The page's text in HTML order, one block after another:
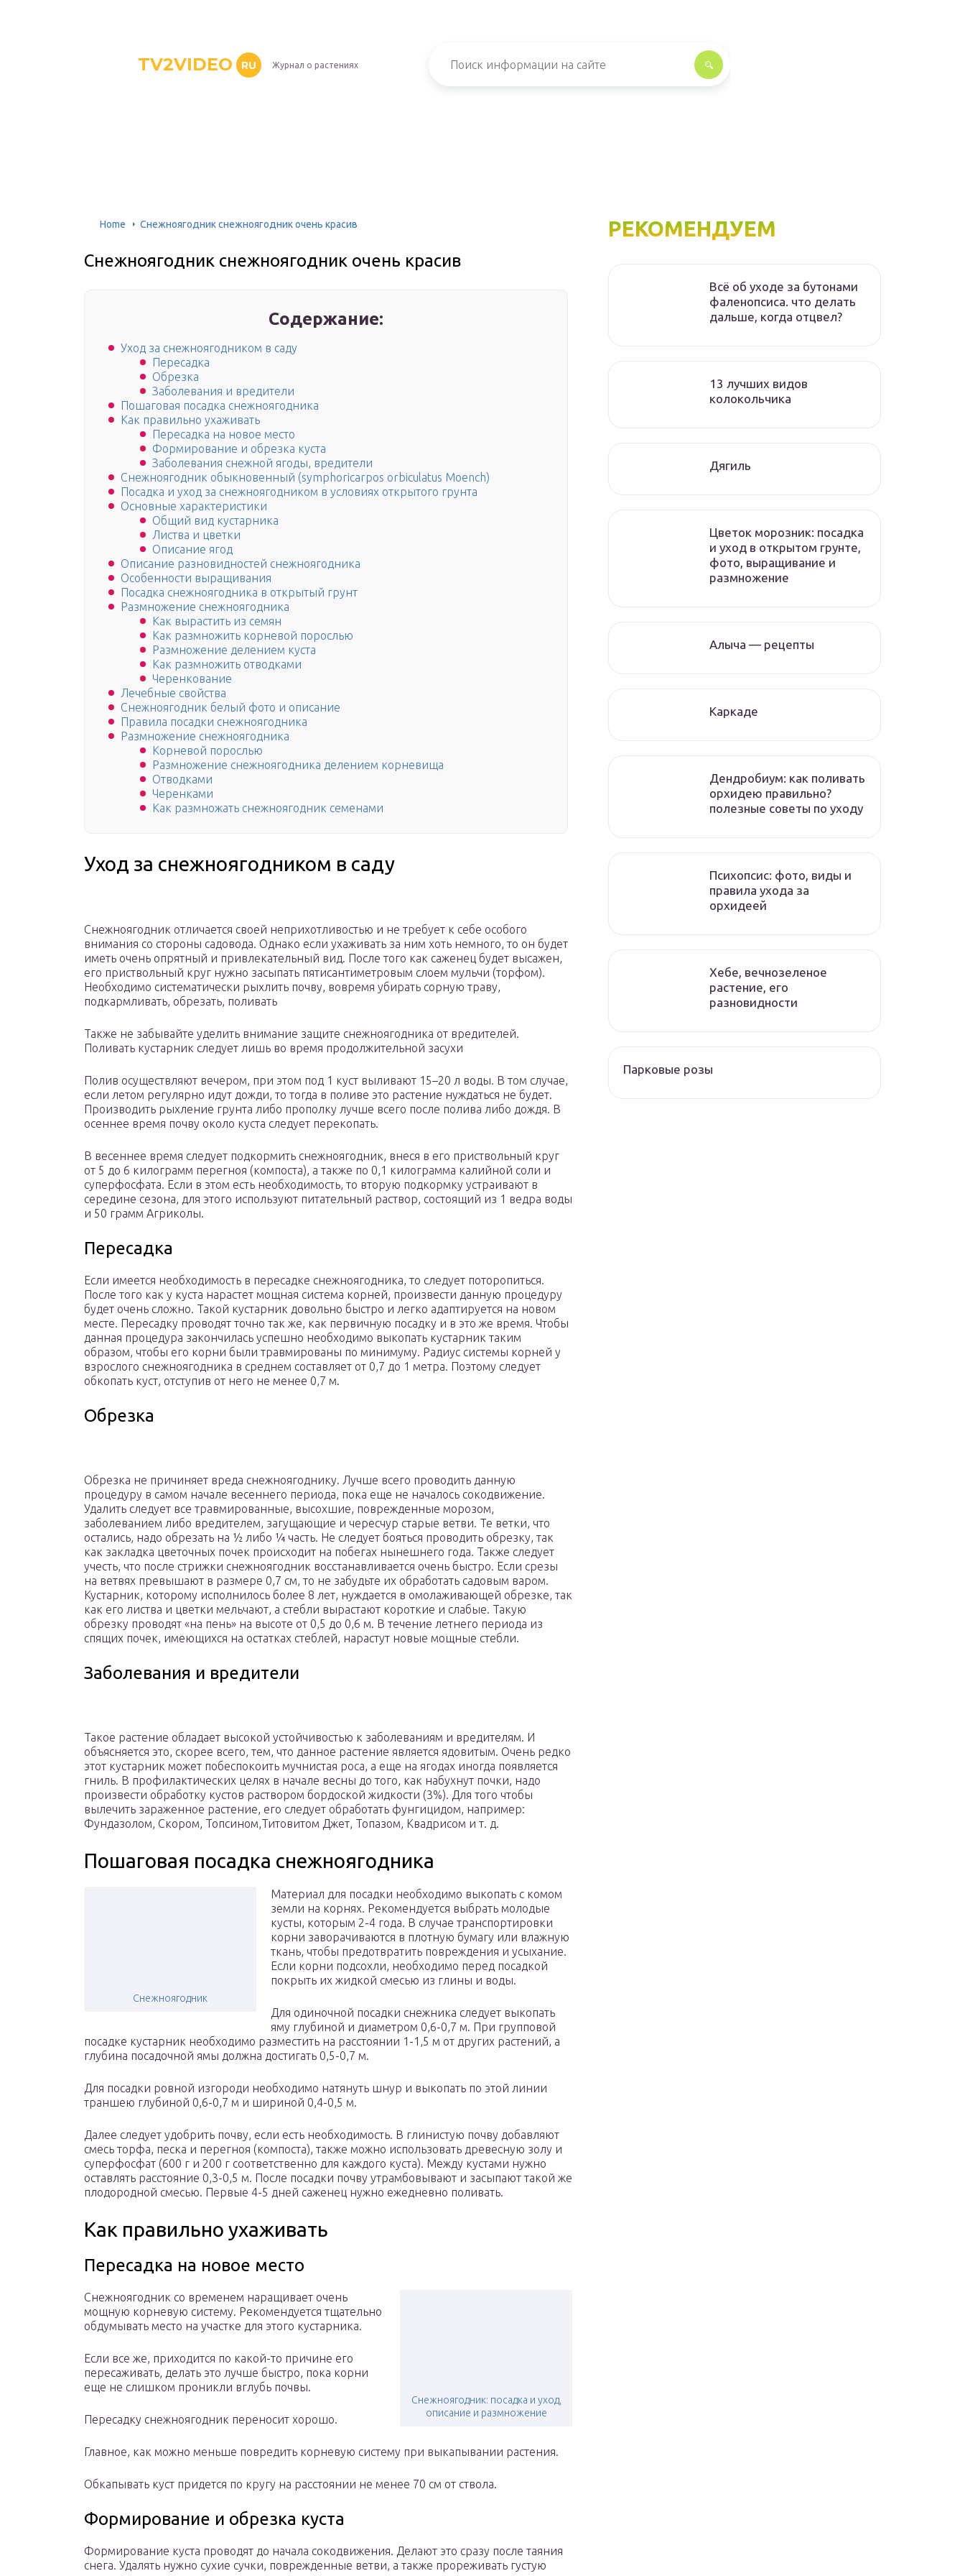
TV2VIDEO RU Журнал о растениях
Home Снежноягодник снежноягодник очень красив
Снежноягодник снежноягодник очень красив
Содержание:
Уход за снежноягодником в саду
Пересадка
Обрезка
Заболевания и вредители
Пошаговая посадка снежноягодника
Как правильно ухаживать
Пересадка на новое место
Формирование и обрезка куста
Заболевания снежной ягоды, вредители
Снежноягодник обыкновенный (symphoricar­pos orbiculatus Mоеnch)
Посадка и уход за снежноягодником в условиях открытого грунта
Основные характеристики
Общий вид кустарника
Листва и цветки
Описание ягод
Описание разновидностей снежноягодника
Особенности выращивания
Посадка снежноягодника в открытый грунт
Размножение снежноягодника
Как вырастить из семян
Как размножить корневой порослью
Размножение делением куста
Как размножить отводками
Черенкование
Лечебные свойства
Снежноягодник белый фото и описание
Правила посадки снежноягодника
Размножение снежноягодника
Корневой порослью
Размножение снежноягодника делением корневища
Отводками
Черенками
Как размножать снежноягодник семенами
Уход за снежноягодником в саду
Снежноягодник отличается своей неприхотливостью и не требует к себе особого
внимания со стороны садовода. Однако если ухаживать за ним хоть немного, то он будет
иметь очень опрятный и привлекательный вид. После того как саженец будет высажен,
его приствольный круг нужно засыпать пятисантиметровым слоем мульчи (торфом).
Необходимо систематически рыхлить почву, вовремя убирать сорную траву,
подкармливать, обрезать, поливать
Также не забывайте уделить внимание защите снежноягодника от вредителей.
Поливать кустарник следует лишь во время продолжительной засухи
Полив осуществляют вечером, при этом под 1 куст выливают 15–20 л воды. В том случае,
если летом регулярно идут дожди, то тогда в поливе это растение нуждаться не будет.
Производить рыхление грунта либо прополку лучше всего после полива либо дождя. В
осеннее время почву около куста следует перекопать.
В весеннее время следует подкормить снежноягодник, внеся в его приствольный круг
от 5 до 6 килограмм перегноя (компоста), а также по 0,1 килограмма калийной соли и
суперфосфата. Если в этом есть необходимость, то вторую подкормку устраивают в
середине сезона, для этого используют питательный раствор, состоящий из 1 ведра воды
и 50 грамм Агриколы.
Пересадка
Если имеется необходимость в пересадке снежноягодника, то следует поторопиться.
После того как у куста нарастет мощная система корней, произвести данную процедуру
будет очень сложно. Такой кустарник довольно быстро и легко адаптируется на новом
месте. Пересадку проводят точно так же, как первичную посадку и в это же время. Чтобы
данная процедура закончилась успешно необходимо выкопать кустарник таким
образом, чтобы его корни были травмированы по минимуму. Радиус системы корней у
взрослого снежноягодника в среднем составляет от 0,7 до 1 метра. Поэтому следует
обкопать куст, отступив от него не менее 0,7 м.
Обрезка
Обрезка не причиняет вреда снежноягоднику. Лучше всего проводить данную
процедуру в самом начале весеннего периода, пока еще не началось сокодвижение.
Удалить следует все травмированные, высохшие, поврежденные морозом,
заболеванием либо вредителем, загущающие и чересчур старые ветви. Те ветки, что
остались, надо обрезать на ½ либо ¼ часть. Не следует бояться проводить обрезку, так
как закладка цветочных почек происходит на побегах нынешнего года. Также следует
учесть, что после стрижки снежноягодник восстанавливается очень быстро. Если срезы
на ветвях превышают в размере 0,7 см, то не забудьте их обработать садовым варом.
Кустарник, которому исполнилось более 8 лет, нуждается в омолаживающей обрезке, так
как его листва и цветки мельчают, а стебли вырастают короткие и слабые. Такую
обрезку проводят «на пень» на высоте от 0,5 до 0,6 м. В течение летнего периода из
спящих почек, имеющихся на остатках стеблей, нарастут новые мощные стебли.
Заболевания и вредители
Такое растение обладает высокой устойчивостью к заболеваниям и вредителям. И
объясняется это, скорее всего, тем, что данное растение является ядовитым. Очень редко
этот кустарник может побеспокоить мучнистая роса, а еще на ягодах иногда появляется
гниль. В профилактических целях в начале весны до того, как набухнут почки, надо
произвести обработку кустов раствором бордоской жидкости (3%). Для того чтобы
вылечить зараженное растение, его следует обработать фунгицидом, например:
Фундазолом, Скором, Топсином,Титовитом Джет, Топазом, Квадрисом и т. д.
Пошаговая посадка снежноягодника
Снежноягодник
Материал для посадки необходимо выкопать с комом
земли на корнях. Рекомендуется выбрать молодые
кусты, которым 2-4 года. В случае транспортировки
корни заворачиваются в плотную бумагу или влажную
ткань, чтобы предотвратить повреждения и усыхание.
Если корни подсохли, необходимо перед посадкой
покрыть их жидкой смесью из глины и воды.
Для одиночной посадки снежника следует выкопать
яму глубиной и диаметром 0,6-0,7 м. При групповой
посадке кустарник необходимо разместить на расстоянии 1-1,5 м от других растений, а
глубина посадочной ямы должна достигать 0,5-0,7 м.
Для посадки ровной изгороди необходимо натянуть шнур и выкопать по этой линии
траншею глубиной 0,6-0,7 м и шириной 0,4-0,5 м.
Далее следует удобрить почву, если есть необходимость. В глинистую почву добавляют
смесь торфа, песка и перегноя (компоста), также можно использовать древесную золу и
суперфосфат (600 г и 200 г соответственно для каждого куста). Между кустами нужно
оставлять расстояние 0,3-0,5 м. После посадки почву утрамбовывают и засыпают такой же
плодородной смесью. Первые 4-5 дней саженец нужно ежедневно поливать.
Как правильно ухаживать
Пересадка на новое место
Снежноягодник: посадка и уход,
описание и размножение
Снежноягодник со временем наращивает очень
мощную корневую систему. Рекомендуется тщательно
обдумывать место на участке для этого кустарника.
Если все же, приходится по какой-то причине его
пересаживать, делать это лучше быстро, пока корни
еще не слишком проникли вглубь почвы.
Пересадку снежноягодник переносит хорошо.
Главное, как можно меньше повредить корневую систему при выкапывании растения.
Обкапывать куст придется по кругу на расстоянии не менее 70 см от ствола.
Формирование и обрезка куста
Формирование куста проводят до начала сокодвижения. Делают это сразу после таяния
снега. Удалять нужно сухие сучки, поврежденные ветви, а также прореживать густую
РЕКОМЕНДУЕМ
Всё об уходе за бутонами
фаленопсиса. что делать
дальше, когда отцвел?
13 лучших видов
колокольчика
Дягиль
Цветок морозник: посадка
и уход в открытом грунте,
фото, выращивание и
размножение
Алыча — рецепты
Каркаде
Дендробиум: как поливать
орхидею правильно?
полезные советы по уходу
Психопсис: фото, виды и
правила ухода за
орхидеей
Хебе, вечнозеленое
растение, его
разновидности
Парковые розы